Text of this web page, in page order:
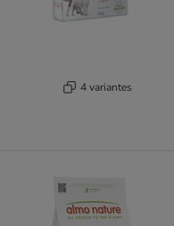
4 variantes